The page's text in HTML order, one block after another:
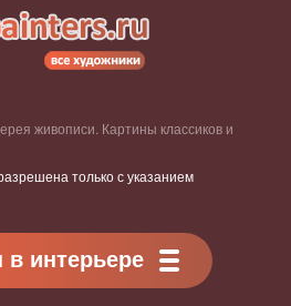
живописи. Картины классиков и
только с указанием
интерьере